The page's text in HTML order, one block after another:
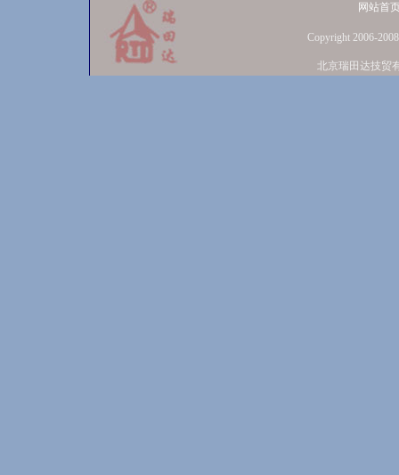
网站首
Copyright 2006-
北京瑞田达技贸